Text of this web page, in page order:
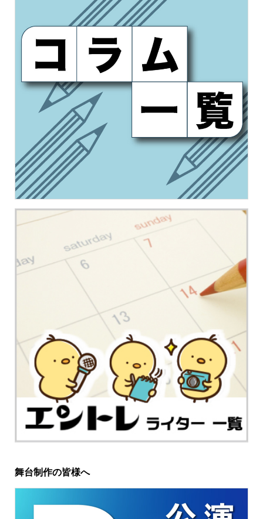
舞台制作の皆様へ